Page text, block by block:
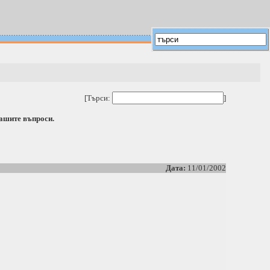
[Търси:
]
въпроси.
Дата: 11/01/2002